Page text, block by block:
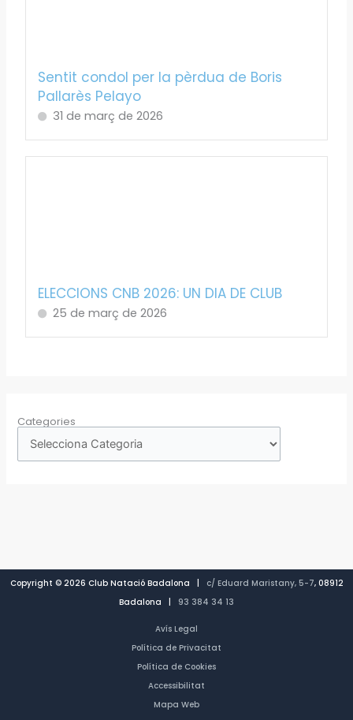
Sentit condol per la pèrdua de Boris
Pallarès Pelayo
31 de març de 2026
ELECCIONS CNB 2026: UN DIA DE CLUB
25 de març de 2026
Categories
Copyright © 2026 Club Natació Badalona | c/ Eduard Maristany, 5-7, 08912
Badalona | 93 384 34 13
Avís Legal
Política de Privacitat
Política de Cookies
Accessibilitat
Mapa Web